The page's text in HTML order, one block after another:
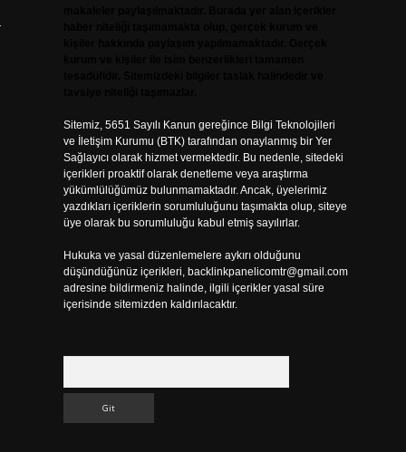
Sitemiz, 5651 Sayılı Kanun gereğince Bilgi Teknolojileri
ve İletişim Kurumu (BTK) tarafından onaylanmış bir Yer
Sağlayıcı olarak hizmet vermektedir. Bu nedenle, sitedeki
içerikleri proaktif olarak denetleme veya araştırma
yükümlülüğümüz bulunmamaktadır. Ancak, üyelerimiz
yazdıkları içeriklerin sorumluluğunu taşımakta olup, siteye
üye olarak bu sorumluluğu kabul etmiş sayılırlar.
Hukuka ve yasal düzenlemelere aykırı olduğunu
düşündüğünüz içerikleri, backlinkpanelicomtr@gmail.com
adresine bildirmeniz halinde, ilgili içerikler yasal süre
içerisinde sitemizden kaldırılacaktır.